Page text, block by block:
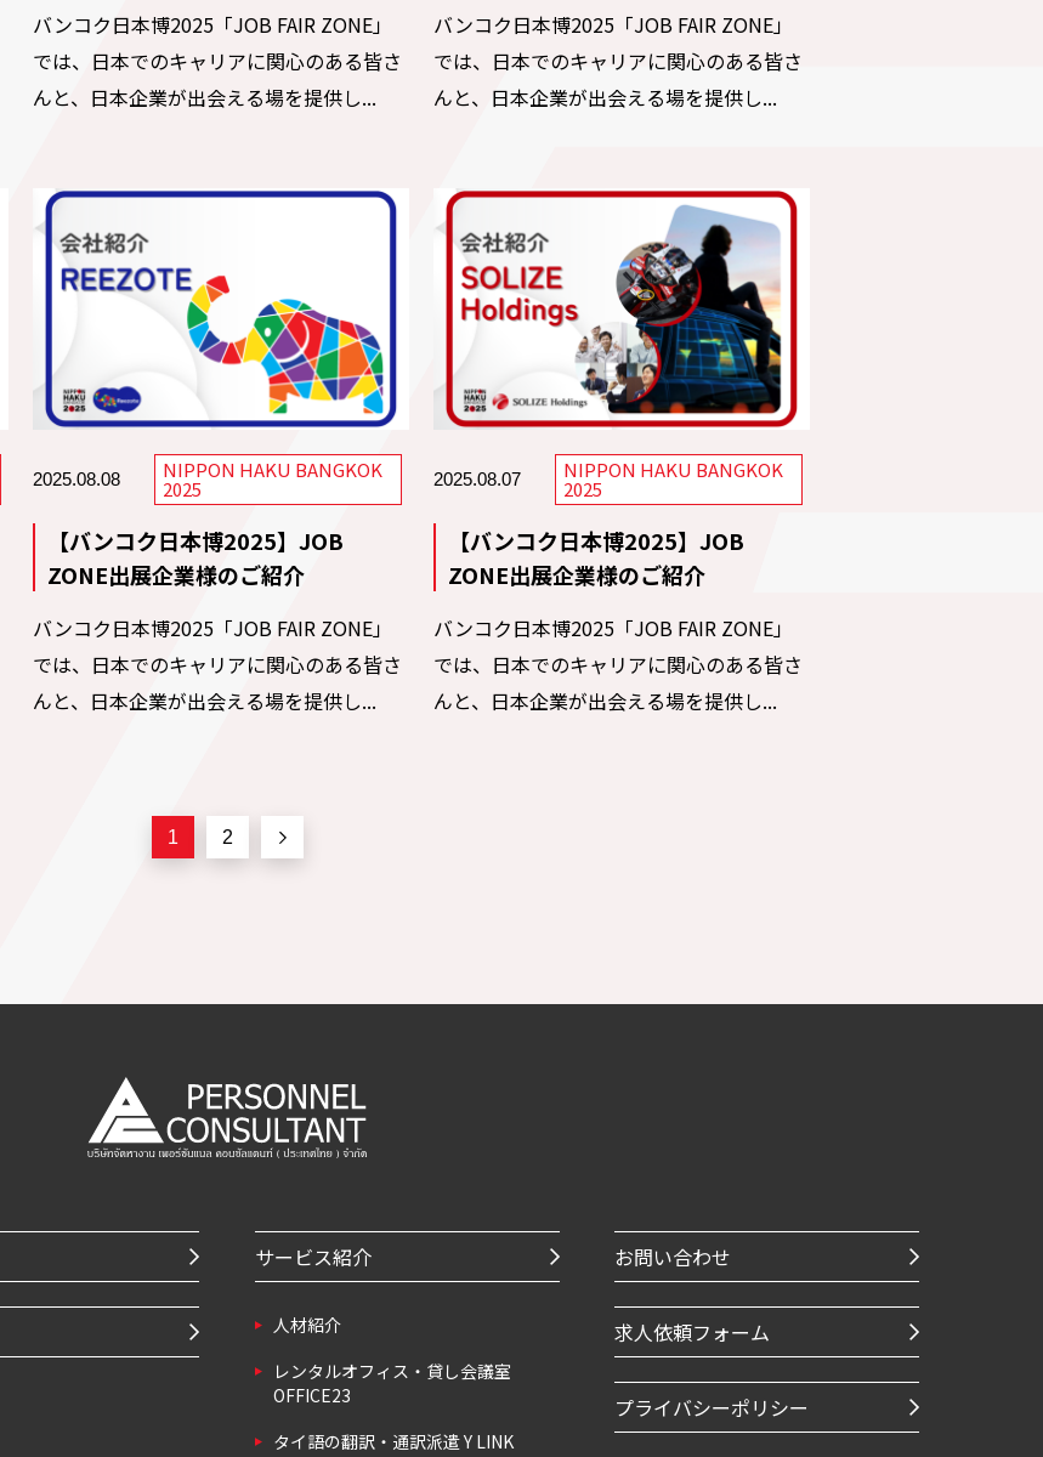
バンコク日本博2025「JOB FAIR ZONE」
では、日本でのキャリアに関心のある皆さ
んと、日本企業が出会える場を提供し...
バンコク日本博2025「JOB FAIR ZONE」
では、日本でのキャリアに関心のある皆さ
んと、日本企業が出会える場を提供し...
2025.08.08 NIPPON HAKU BANGKOK
2025
【バンコク日本博2025】JOB
ZONE出展企業様のご紹介
バンコク日本博2025「JOB FAIR ZONE」
では、日本でのキャリアに関心のある皆さ
んと、日本企業が出会える場を提供し...
2025.08.07 NIPPON HAKU BANGKOK
2025
【バンコク日本博2025】JOB
ZONE出展企業様のご紹介
バンコク日本博2025「JOB FAIR ZONE」
では、日本でのキャリアに関心のある皆さ
んと、日本企業が出会える場を提供し...
1 2
サービス紹介
⼈材紹介
レンタルオフィス・貸し会議室
OFFICE23
タイ語の翻訳・通訳派遣 Y LINK
お問い合わせ
求人依頼フォーム
プライバシーポリシー